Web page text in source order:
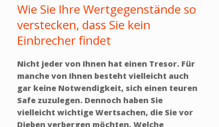
Wie Sie Ihre Wertgegenstände so
verstecken, dass Sie kein
Einbrecher findet
Nicht jeder von Ihnen hat einen Tresor. Für
manche von Ihnen besteht vielleicht auch
gar keine Notwendigkeit, sich einen teuren
Safe zuzulegen. Dennoch haben Sie
vielleicht wichtige Wertsachen, die Sie vor
Dieben verbergen möchten. Welche